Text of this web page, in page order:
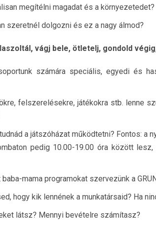
megítélni magadat és a környezetedet?
szeretnél dolgozni és ez a nagy álmod?
vágj bele, ötletelj, gondold
számára speciális, egyedi és
felszerelésekre, játékokra stb. lenne
a játszóházat működtetni? Fontos: a
pedig 10.00-19.00 óra között
mama programokat szervezünk a
hogy kik lennének a munkatársaid? Ha
látsz? Mennyi bevételre számítasz?